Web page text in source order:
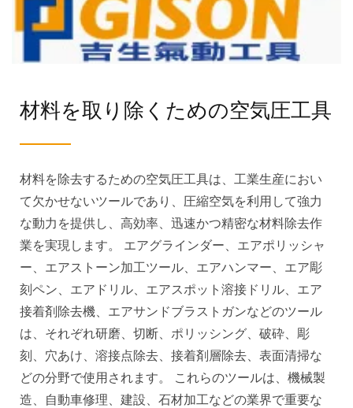
材料を取り除くための空気圧工具
材料を除去するための空気圧工具は、工業生産におい
て欠かせないツールであり、圧縮空気を利用して強力
な動力を提供し、高効率、迅速かつ精密な材料除去作
業を実現します。 エアグラインダー、エアポリッシャ
ー、エアストーン加工ツール、エアハンマー、エア彫
刻ペン、エアドリル、エアスポット溶接ドリル、エア
接着剤除去機、エアサンドブラストガンなどのツール
は、それぞれ研磨、切断、ポリッシング、破砕、彫
刻、穴あけ、溶接点除去、接着剤層除去、表面清掃な
どの分野で使用されます。 これらのツールは、機械製
造、自動車修理、建設、石材加工などの業界で重要な